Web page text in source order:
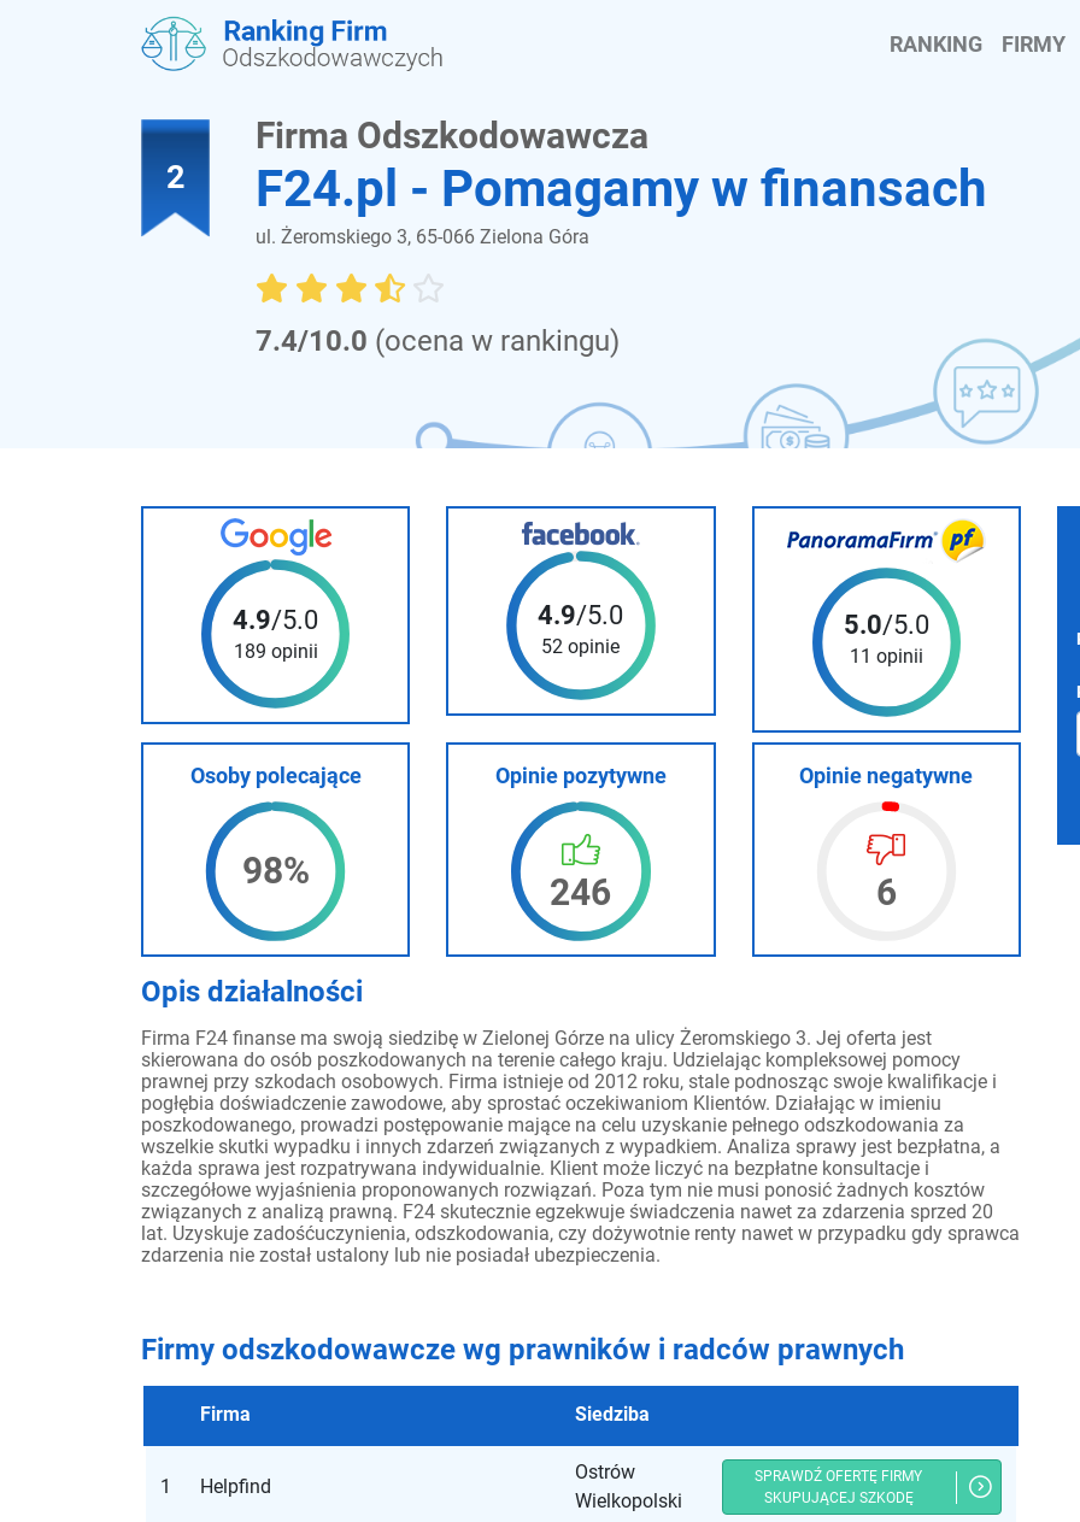
RANKING FIRMY
2
Firma Odszkodowawcza
F24.pl - Pomagamy w finansach
ul. Żeromskiego 3, 65-066 Zielona Góra
7.4/10.0 (ocena w rankingu)
4.9/5.0
189 opinii
4.9/5.0
52 opinie
5.0/5.0
11 opinii
Osoby polecające
98%
Opinie pozytywne
246
Opinie negatywne
6
Opis działalności
Firma F24 finanse ma swoją siedzibę w Zielonej Górze na ulicy Żeromskiego 3. Jej oferta jest
skierowana do osób poszkodowanych na terenie całego kraju. Udzielając kompleksowej pomocy
prawnej przy szkodach osobowych. Firma istnieje od 2012 roku, stale podnosząc swoje kwalifikacje i
pogłębia doświadczenie zawodowe, aby sprostać oczekiwaniom Klientów. Działając w imieniu
poszkodowanego, prowadzi postępowanie mające na celu uzyskanie pełnego odszkodowania za
wszelkie skutki wypadku i innych zdarzeń związanych z wypadkiem. Analiza sprawy jest bezpłatna, a
każda sprawa jest rozpatrywana indywidualnie. Klient może liczyć na bezpłatne konsultacje i
szczegółowe wyjaśnienia proponowanych rozwiązań. Poza tym nie musi ponosić żadnych kosztów
związanych z analizą prawną. F24 skutecznie egzekwuje świadczenia nawet za zdarzenia sprzed 20
lat. Uzyskuje zadośćuczynienia, odszkodowania, czy dożywotnie renty nawet w przypadku gdy sprawca
zdarzenia nie został ustalony lub nie posiadał ubezpieczenia.
Firmy odszkodowawcze wg prawników i radców prawnych
Firma Siedziba
1 Helpfind
Ostrów
Wielkopolski
SPRAWDŹ OFERTĘ FIRMY
SKUPUJĄCEJ SZKODĘ